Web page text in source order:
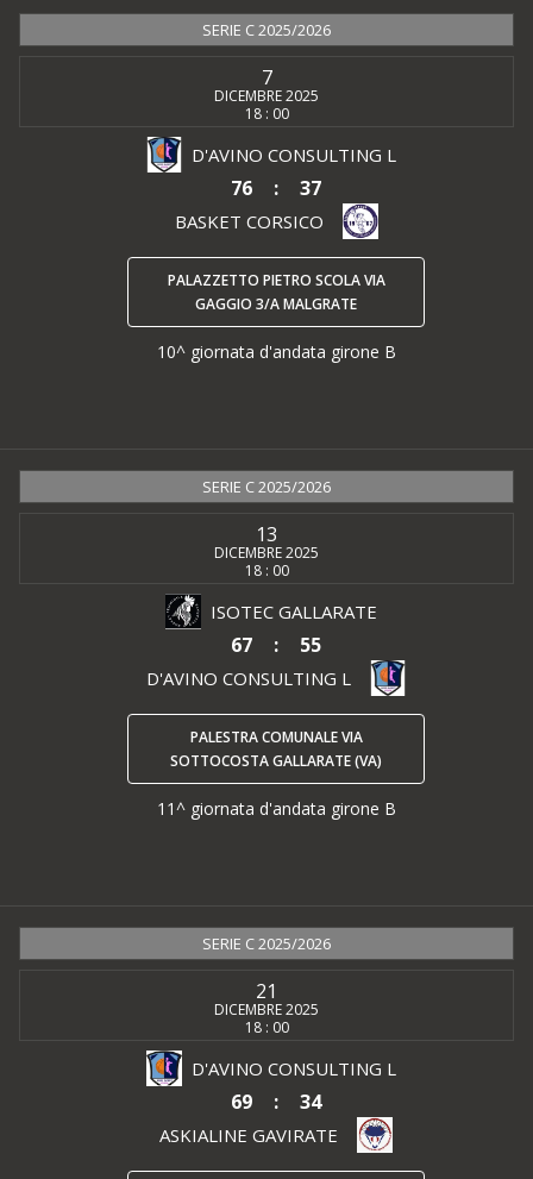
SERIE C 2025/2026
7
DICEMBRE 2025
18 : 00
D'AVINO CONSULTING L
76 : 37
BASKET CORSICO
PALAZZETTO PIETRO SCOLA VIA
GAGGIO 3/A MALGRATE
10^ giornata d'andata girone B
SERIE C 2025/2026
13
DICEMBRE 2025
18 : 00
ISOTEC GALLARATE
67 : 55
D'AVINO CONSULTING L
PALESTRA COMUNALE VIA
SOTTOCOSTA GALLARATE (VA)
11^ giornata d'andata girone B
SERIE C 2025/2026
21
DICEMBRE 2025
18 : 00
D'AVINO CONSULTING L
69 : 34
ASKIALINE GAVIRATE